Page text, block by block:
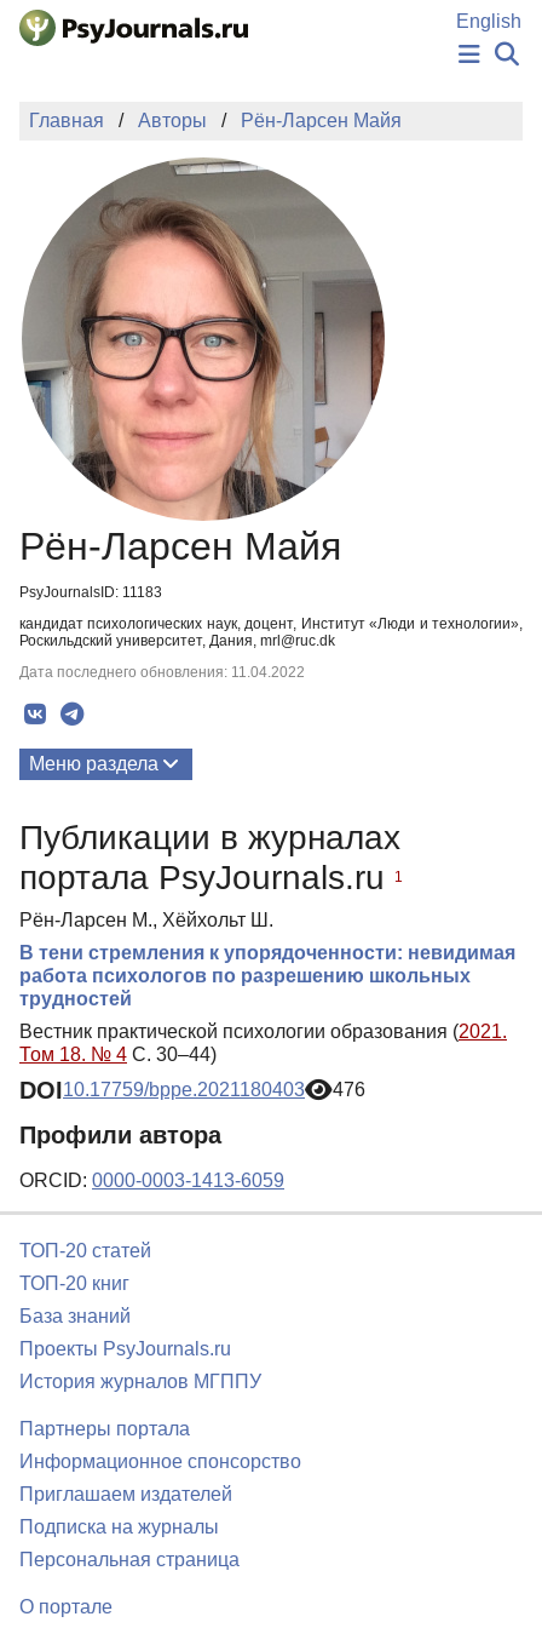
Перейти к основному содержанию
English
НОВОСТИ
АВТОРЫ
ПОДАТЬ РУКОПИСЬ
БАЗА ЗНАНИЙ
КЛЮЧЕВЫЕ СЛОВА
Регистрация
Главная Авторы Рён-Ларсен Майя
Рён-Ларсен Майя
PsyJournalsID: 11183
кандидат психологических наук, доцент, Институт «Люди и технологии»,
Роскильдский университет, Дания, mrl@ruc.dk
Дата последнего обновления: 11.04.2022
Меню раздела
Публикации в журналах
портала PsyJournals.ru
1
Рён-Ларсен М., Хёйхольт Ш.
В тени стремления к упорядоченности: невидимая
работа психологов по разрешению школьных
трудностей
Вестник практической психологии образования (2021.
Том 18. № 4 С. 30–44)
DOI10.17759/bppe.2021180403 476
Профили автора
ORCID: 0000-0003-1413-6059
ТОП-20 статей
ТОП-20 книг
База знаний
Проекты PsyJournals.ru
История журналов МГППУ
Партнеры портала
Информационное спонсорство
Приглашаем издателей
Подписка на журналы
Персональная страница
О портале